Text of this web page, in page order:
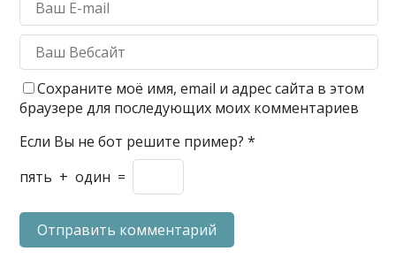
Сохраните моё имя, email и адрес сайта в этом
браузере для последующих моих комментариев
Если Вы не бот решите пример? *
пять + один =